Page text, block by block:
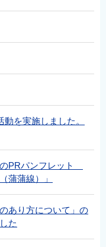
を実施しました。
PRパンフレット
蒲蒲線）」
あり方について」の
た